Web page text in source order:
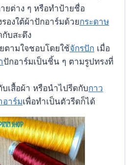
ยต่าง ๆ หรือทำป้ายชื่อ
องใต้ผ้าปักอาร์มด้วยกระดาษ
บสะดึง
ตามใจชอบโดยใช้จักรปัก เมื่อ
ปักอาร์มเป็นชิ้น ๆ ตามรูปทรงที่
เสื้อผ้า หรือนำไปรีดกับกาว
อาร์มเพื่อทำเป็นตัวรีดก็ได้